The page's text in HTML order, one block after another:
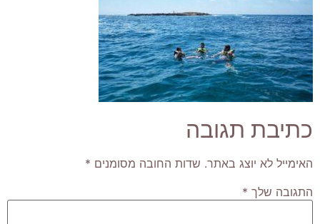
כתיבת תגובה
האימייל לא יוצג באתר. שדות החובה מסומנים *
התגובה שלך *